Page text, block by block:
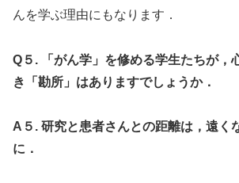
んを学ぶ理由にもなります．
Q５. 「がん学」を修める学生たちが，
き「勘所」はありますでしょうか．
A５. 研究と患者さんとの距離は，遠く
に．